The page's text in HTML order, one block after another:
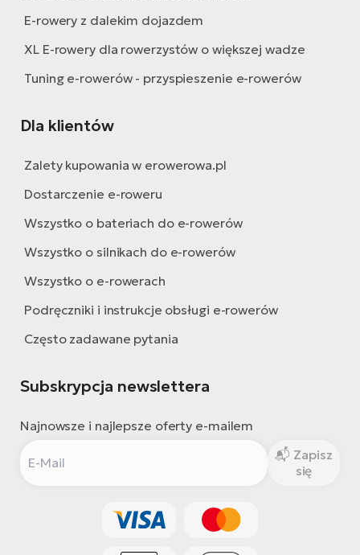
E-rowery z dalekim dojazdem
XL E-rowery dla rowerzystów o większej wadze
Tuning e-rowerów - przyspieszenie e-rowerów
Dla klientów
Zalety kupowania w erowerowa.pl
Dostarczenie e-roweru
Wszystko o bateriach do e-rowerów
Wszystko o silnikach do e-rowerów
Wszystko o e-rowerach
Podręczniki i instrukcje obsługi e-rowerów
Często zadawane pytania
Subskrypcja newslettera
Najnowsze i najlepsze oferty e-mailem
się